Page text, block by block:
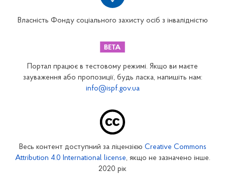
Закарпатське відділення
Запорізьке відділення
Кіровоградське відділення
Власність Фонду соціального захисту осіб з інвалідністю
Портал працює в тестовому режимі. Якщо ви маєте
зауваження або пропозиції, будь ласка, напишіть нам:
info@ispf.gov.ua
Весь контент доступний за ліцензією Creative Commons
Attribution 4.0 International license, якщо не зазначено інше.
2020 рік